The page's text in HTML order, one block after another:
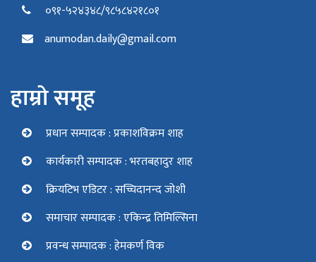
०९१-५२४३४८/९८५८४२१८०१
anumodan.daily@gmail.com
हाम्रो समूह
प्रधान सम्पादक : प्रकाशविक्रम शाह
कार्यकारी सम्पादक : भरतबहादुर शाह
क्रियटिभ एडिटर : सच्चिदानन्द जोशी
समाचार सम्पादक : एकिन्द्र तिमिल्सिना
प्रवन्ध सम्पादक : हेमकर्ण विक